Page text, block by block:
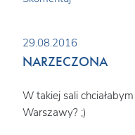
29.08.2016
NARZECZONA
W takiej sali
Warszawy? ;)